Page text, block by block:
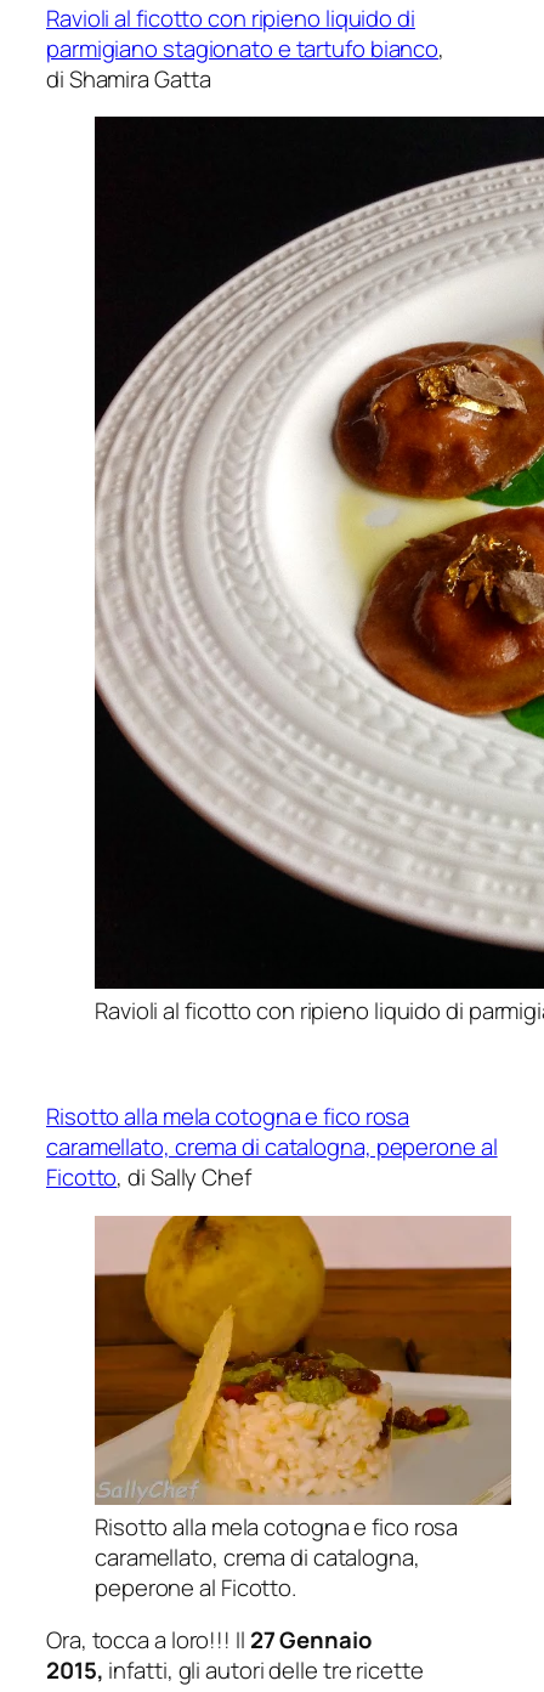
Ravioli al ficotto con ripieno liquido di
parmigiano stagionato e tartufo bianco,
di Shamira Gatta
Ravioli al ficotto con ripieno liquido di
Risotto alla mela cotogna e fico rosa
caramellato, crema di catalogna, peperone al
Ficotto, di Sally Chef
Risotto alla mela cotogna e fico rosa
caramellato, crema di catalogna,
peperone al Ficotto.
Ora, tocca a loro!!! Il 27 Gennaio
2015, infatti, gli autori delle tre ricette